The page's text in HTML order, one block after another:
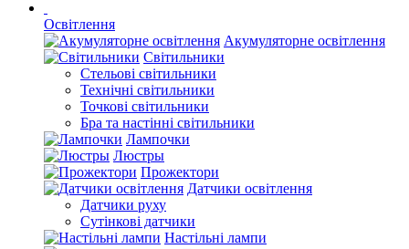
Освітлення
Акумуляторне освітлення
Світильники
Стельові світильники
Технічні світильники
Точкові світильники
Бра та настінні світильники
Лампочки
Люстры
Прожектори
Датчики освітлення
Датчики руху
Сутінкові датчики
Настільні лампи